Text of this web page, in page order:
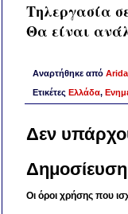
Τηλεργασία
Θα είναι
Αναρτήθηκε από
Ετικέτες Ελλάδα,
Δεν
Οι όροι χρήσης που